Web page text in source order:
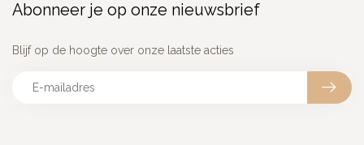
Abonneer je op onze nieuwsbrief
Blijf op de hoogte over onze laatste acties